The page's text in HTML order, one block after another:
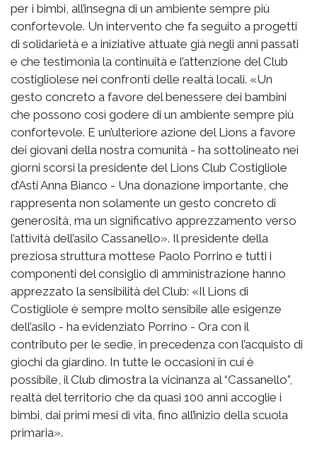
per i bimbi, all’insegna di un ambiente sempre più
confortevole. Un intervento che fa seguito a progetti
di solidarietà e a iniziative attuate già negli anni passati
e che testimonia la continuità e l’attenzione del Club
costigliolese nei confronti delle realtà locali. «Un
gesto concreto a favore del benessere dei bambini
che possono così godere di un ambiente sempre più
confortevole. E un’ulteriore azione del Lions a favore
dei giovani della nostra comunità - ha sottolineato nei
giorni scorsi la presidente del Lions Club Costigliole
d’Asti Anna Bianco - Una donazione importante, che
rappresenta non solamente un gesto concreto di
generosità, ma un significativo apprezzamento verso
l’attività dell’asilo Cassanello». Il presidente della
preziosa struttura mottese Paolo Porrino e tutti i
componenti del consiglio di amministrazione hanno
apprezzato la sensibilità del Club: «Il Lions di
Costigliole è sempre molto sensibile alle esigenze
dell’asilo - ha evidenziato Porrino - Ora con il
contributo per le sedie, in precedenza con l’acquisto di
giochi da giardino. In tutte le occasioni in cui è
possibile, il Club dimostra la vicinanza al “Cassanello”,
realtà del territorio che da quasi 100 anni accoglie i
bimbi, dai primi mesi di vita, fino all’inizio della scuola
primaria».